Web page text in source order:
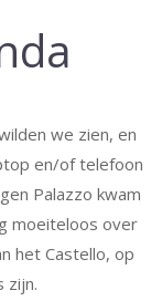
we zien, en
en/of telefoon
Palazzo kwam
moeiteloos over
het Castello, op
zijn.